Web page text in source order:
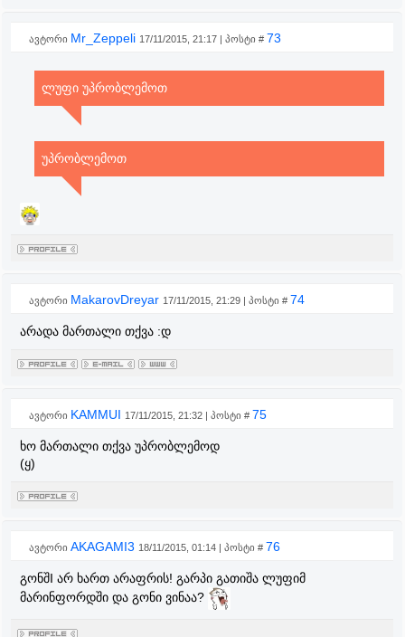
ავტორი Mr_Zeppeli 17/11/2015, 21:17 | პოსტი # 73
ლუფი უპრობლემოთ
უპრობლემოთ
ავტორი MakarovDreyar 17/11/2015, 21:29 | პოსტი # 74
არადა მართალი თქვა :დ
ავტორი KAMMUI 17/11/2015, 21:32 | პოსტი # 75
ხო მართალი თქვა უპრობლემოდ
(ყ)
ავტორი AKAGAMI3 18/11/2015, 01:14 | პოსტი # 76
გონშI არ ხართ არაფრის! გარპი გათიშა ლუფიმ
მარინფორდში და გონი ვინაა?